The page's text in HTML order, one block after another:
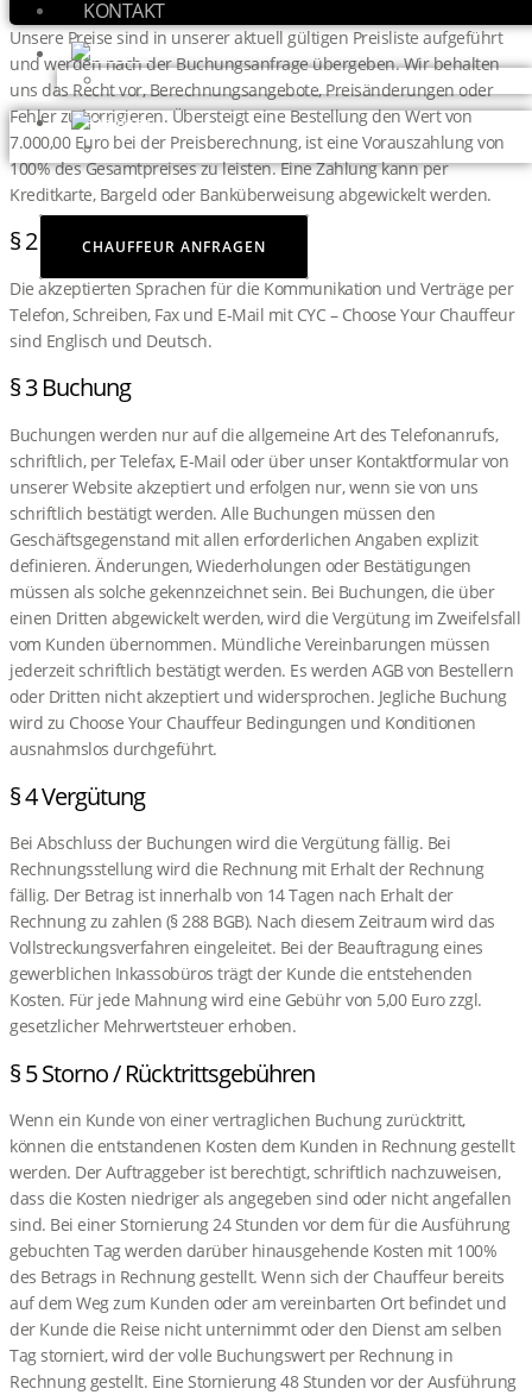
KONTAKT
CHAUFFEUR ANFRAGEN
Unsere Preise sind in unserer aktuell gültigen Preisliste aufgeführt
und werden nach der Buchungsanfrage übergeben. Wir behalten
uns das Recht vor, Berechnungsangebote, Preisänderungen oder
Fehler zu korrigieren. Übersteigt eine Bestellung den Wert von
7.000,00 Euro bei der Preisberechnung, ist eine Vorauszahlung von
100% des Gesamtpreises zu leisten. Eine Zahlung kann per
Kreditkarte, Bargeld oder Banküberweisung abgewickelt werden.
§ 2 Sprache
Die akzeptierten Sprachen für die Kommunikation und Verträge per
Telefon, Schreiben, Fax und E-Mail mit CYC – Choose Your Chauffeur
sind Englisch und Deutsch.
§ 3 Buchung
Buchungen werden nur auf die allgemeine Art des Telefonanrufs,
schriftlich, per Telefax, E-Mail oder über unser Kontaktformular von
unserer Website akzeptiert und erfolgen nur, wenn sie von uns
schriftlich bestätigt werden. Alle Buchungen müssen den
Geschäftsgegenstand mit allen erforderlichen Angaben explizit
definieren. Änderungen, Wiederholungen oder Bestätigungen
müssen als solche gekennzeichnet sein. Bei Buchungen, die über
einen Dritten abgewickelt werden, wird die Vergütung im Zweifelsfall
vom Kunden übernommen. Mündliche Vereinbarungen müssen
jederzeit schriftlich bestätigt werden. Es werden AGB von Bestellern
oder Dritten nicht akzeptiert und widersprochen. Jegliche Buchung
wird zu Choose Your Chauffeur Bedingungen und Konditionen
ausnahmslos durchgeführt.
§ 4 Vergütung
Bei Abschluss der Buchungen wird die Vergütung fällig. Bei
Rechnungsstellung wird die Rechnung mit Erhalt der Rechnung
fällig. Der Betrag ist innerhalb von 14 Tagen nach Erhalt der
Rechnung zu zahlen (§ 288 BGB). Nach diesem Zeitraum wird das
Vollstreckungsverfahren eingeleitet. Bei der Beauftragung eines
gewerblichen Inkassobüros trägt der Kunde die entstehenden
Kosten. Für jede Mahnung wird eine Gebühr von 5,00 Euro zzgl.
gesetzlicher Mehrwertsteuer erhoben.
§ 5 Storno / Rücktrittsgebühren
Wenn ein Kunde von einer vertraglichen Buchung zurücktritt,
können die entstandenen Kosten dem Kunden in Rechnung gestellt
werden. Der Auftraggeber ist berechtigt, schriftlich nachzuweisen,
dass die Kosten niedriger als angegeben sind oder nicht angefallen
sind. Bei einer Stornierung 24 Stunden vor dem für die Ausführung
gebuchten Tag werden darüber hinausgehende Kosten mit 100%
des Betrags in Rechnung gestellt. Wenn sich der Chauffeur bereits
auf dem Weg zum Kunden oder am vereinbarten Ort befindet und
der Kunde die Reise nicht unternimmt oder den Dienst am selben
Tag storniert, wird der volle Buchungswert per Rechnung in
Rechnung gestellt. Eine Stornierung 48 Stunden vor der Ausführung